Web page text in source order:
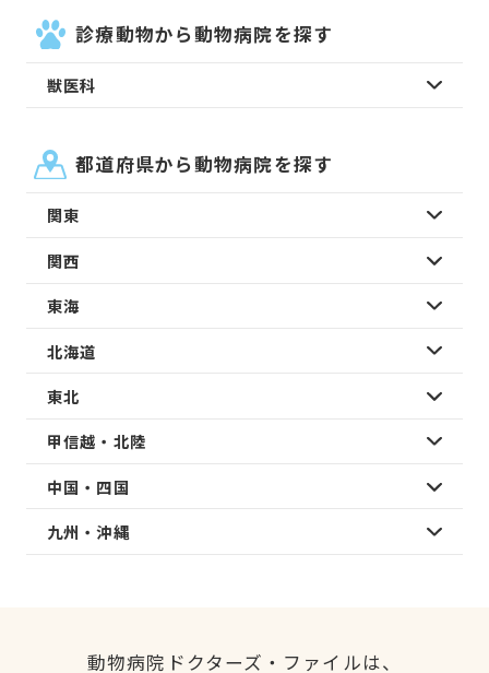
診療動物から動物病院を探す
獣医科
都道府県から動物病院を探す
関東
関西
東海
北海道
東北
甲信越・北陸
中国・四国
九州・沖縄
動物病院ドクターズ・ファイルは、